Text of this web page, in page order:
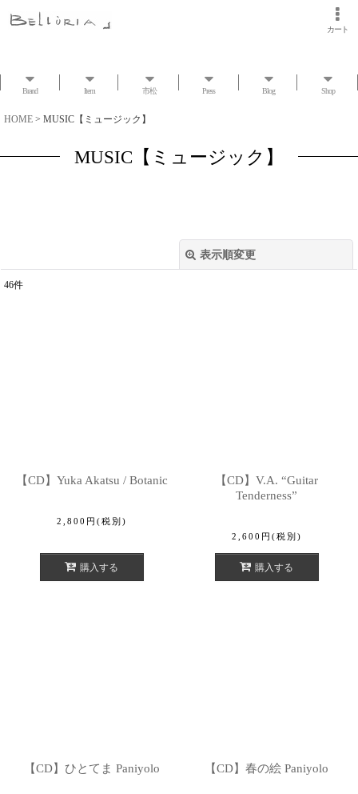
カート
Brand Item 市松 Press Blog Shop
HOME > MUSIC【ミュージック】
MUSIC【ミュージック】
表示順変更
46件
【CD】Yuka Akatsu / Botanic
2,800 円 (税別)
購入する
【CD】V.A. “Guitar
Tenderness”
2,600 円 (税別)
購入する
【CD】ひとてま Paniyolo 【CD】春の絵 Paniyolo